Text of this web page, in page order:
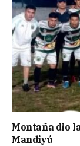
Montaña dio
Mandiyú